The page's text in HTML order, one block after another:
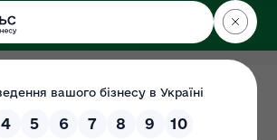
ДЕРЖЕКОІНСПЕКЦІЯ
Поліського округу
результативності регуляторних актів